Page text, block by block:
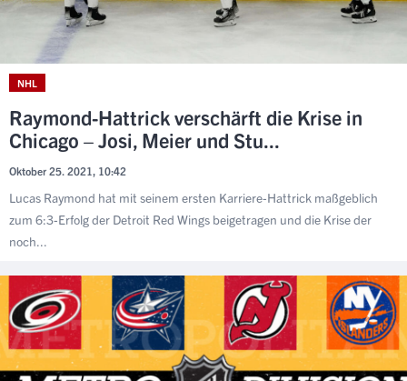
NHL
Raymond-Hattrick verschärft die Krise in
Chicago – Josi, Meier und Stu...
Oktober 25. 2021, 10:42
Lucas Raymond hat mit seinem ersten Karriere-Hattrick maßgeblich
zum 6:3-Erfolg der Detroit Red Wings beigetragen und die Krise der
noch...